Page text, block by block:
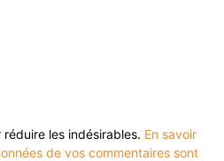
les indésirables. En savoir
de vos commentaires sont